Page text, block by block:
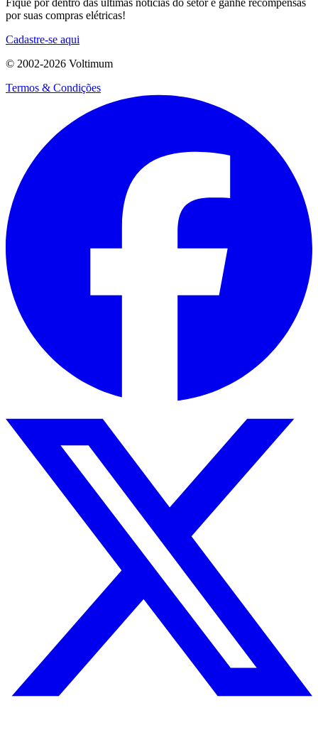
Fique por dentro das últimas notícias do setor e ganhe recompensas
por suas compras elétricas!
Cadastre-se aqui
© 2002-2026 Voltimum
Termos & Condições